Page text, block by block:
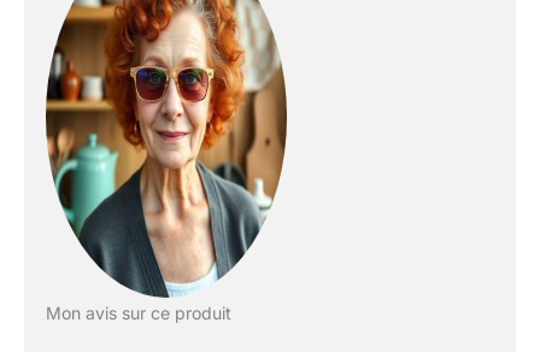
crème glacée, des blancs
d'œuf et de la pâte à
pain. Le mixeur électrique
Vospeed est une idée
cadeau parfaite pour
votre famille et vos amis.
✔【BOL À MÉLANGER
5QT ET SILENCIEUX
MOINS DE 76dB】 Le bol
à mélanger de 5 quarts
Mon avis sur ce produit